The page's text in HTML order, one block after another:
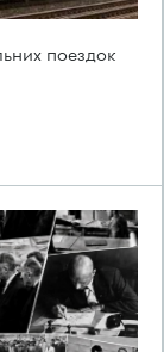
поездок